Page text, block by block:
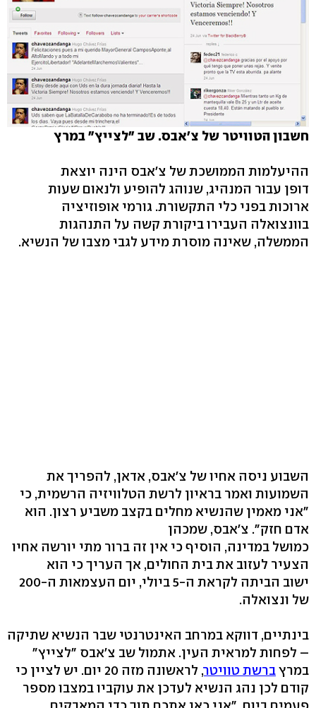
חשבון הטוויטר של צ'אבס. שב "לצייץ" במרץ
ההיעלמות הממושכת של צ'אבס הינה יוצאת
דופן עבור המנהיג, שנוהג להופיע ולנאום שעות
ארוכות בפני כלי התקשורת. גורמי אופוזיציה
בוונצואלה העבירו ביקורת קשה על התנהגות
הממשלה, שאינה מוסרת מידע לגבי מצבו של הנשיא.
השבוע ניסה אחיו של צ'אבס, אדאן, להפריך את
השמועות ואמר בראיון לרשת הטלוויזיה הרשמית, כי
"אני מאמין שהנשיא מחלים בקצב משביע רצון. הוא
אדם חזק". צ'אבס, שמכהן
כמושל במדינה, הוסיף כי אין זה ברור מתי יורשה אחיו
הצעיר לעזוב את בית החולים, אך העריך כי הוא
ישוב הביתה לקראת ה-5 ביולי, יום העצמאות ה-200
של ונצואלה.
בינתיים, דווקא במרחב האינטרנטי שבר הנשיא שתיקה
– לפחות למראית העין. אתמול שב צ'אבס "לצייץ"
במרץברשת טוויטר
, לראשונה מזה 20 יום. יש לציין כי
קודם לכן נהג הנשיא לעדכן את עוקביו במצבו מספר